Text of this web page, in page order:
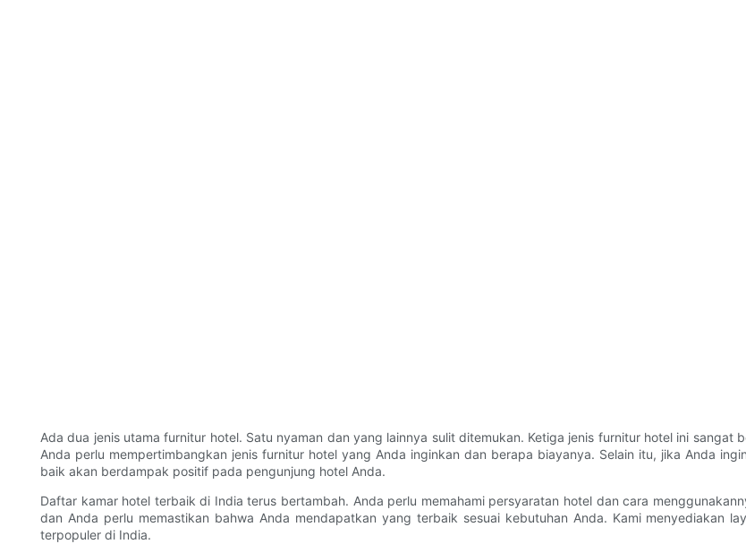
Ada dua jenis utama furnitur hotel. Satu nyaman dan yang lainnya sulit ditemukan. Ketiga jenis furnitur hotel ini
Anda perlu mempertimbangkan jenis furnitur hotel yang Anda inginkan dan berapa biayanya. Selain itu, jika Anda
baik akan berdampak positif pada pengunjung hotel Anda.
Daftar kamar hotel terbaik di India terus bertambah. Anda perlu memahami persyaratan hotel dan cara
dan Anda perlu memastikan bahwa Anda mendapatkan yang terbaik sesuai kebutuhan Anda. Kami menyediakan
terpopuler di India.